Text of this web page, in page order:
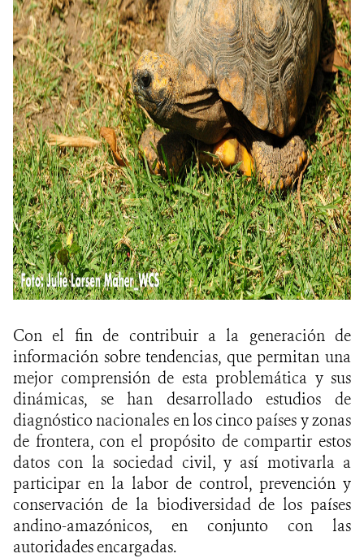
Con el fin de contribuir a la generación de
información sobre tendencias, que permitan una
mejor comprensión de esta problemática y sus
dinámicas, se han desarrollado estudios de
diagnóstico nacionales en los cinco países y zonas
de frontera, con el propósito de compartir estos
datos con la sociedad civil, y así motivarla a
participar en la labor de control, prevención y
conservación de la biodiversidad de los países
andino-amazónicos, en conjunto con las
autoridades encargadas.